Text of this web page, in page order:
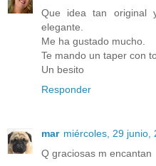
Que idea tan original
elegante.
Me ha gustado mucho.
Te mando un taper con
Un besito
Responder
mar miércoles, 29 junio,
Q graciosas m encantan